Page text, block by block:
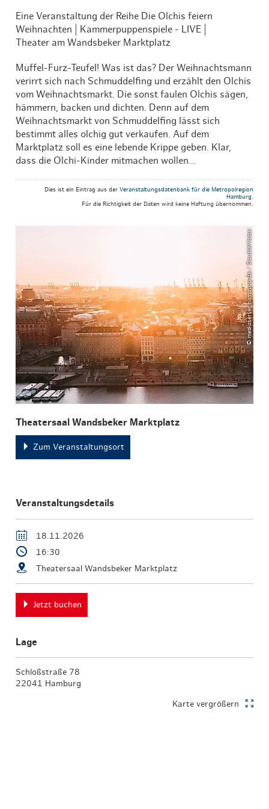
Eine Veranstaltung der Reihe Die Olchis feiern
Weihnachten | Kammerpuppenspiele - LIVE |
Theater am Wandsbeker Marktplatz
Muffel-Furz-Teufel! Was ist das? Der Weihnachtsmann
verirrt sich nach Schmuddelfing und erzählt den Olchis
vom Weihnachtsmarkt. Die sonst faulen Olchis sägen,
hämmern, backen und dichten. Denn auf dem
Weihnachtsmarkt von Schmuddelfing lässt sich
bestimmt alles olchig gut verkaufen. Auf dem
Marktplatz soll es eine lebende Krippe geben. Klar,
dass die Olchi-Kinder mitmachen wollen...
Dies ist ein Eintrag aus der Veranstaltungsdatenbank für die Metropolregion
Hamburg.
Für die Richtigkeit der Daten wird keine Haftung übernommen.
© mediaserver.hamburg.de / DoubleVision
Theatersaal Wandsbeker Marktplatz
Zum Veranstaltungsort
Veranstaltungsdetails
18.11.2026
16:30
Theatersaal Wandsbeker Marktplatz
Jetzt buchen
Lage
Schloßstraße 78
22041 Hamburg
Karte vergrößern